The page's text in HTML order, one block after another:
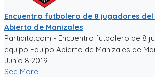
Encuentro futbolero de 8 jugadores del
Abierto de Manizales
Partidito.com - Encuentro futbolero de 8
equipo Equipo Abierto de Manizales de
Junio 8 2019
See More